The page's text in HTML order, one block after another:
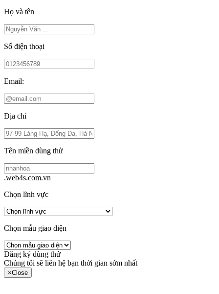
Họ và tên
Số điện thoại
Email:
Địa chỉ
Tên miền dùng thử
.web4s.com.vn
Chọn lĩnh vực
Chọn mẫu giao diện
Đăng ký dùng thử
Chúng tôi sẽ liên hệ bạn thời gian sớm nhất
×Close